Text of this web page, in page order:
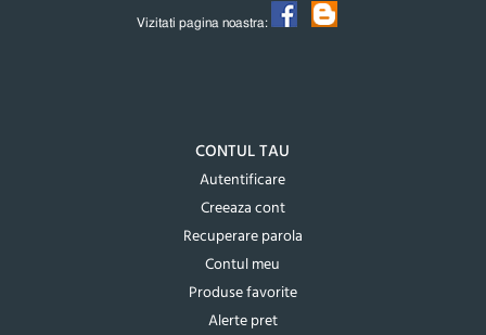
Vizitati pagina noastra:
CONTUL TAU
Autentificare
Creeaza cont
Recuperare parola
Contul meu
Produse favorite
Alerte pret